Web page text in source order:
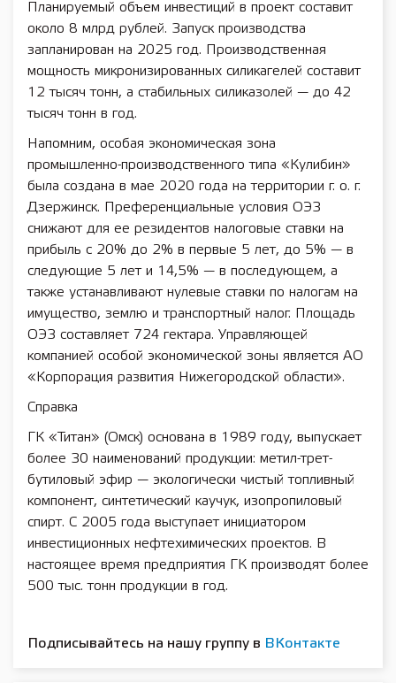
Планируемый объем инвестиций в проект составит
около 8 млрд рублей. Запуск производства
запланирован на 2025 год. Производственная
мощность микронизированных силикагелей составит
12 тысяч тонн, а стабильных силиказолей — до 42
тысяч тонн в год.
Напомним, особая экономическая зона
промышленно-производственного типа «Кулибин»
была создана в мае 2020 года на территории г. о. г.
Дзержинск. Преференциальные условия ОЭЗ
снижают для ее резидентов налоговые ставки на
прибыль с 20% до 2% в первые 5 лет, до 5% — в
следующие 5 лет и 14,5% — в последующем, а
также устанавливают нулевые ставки по налогам на
имущество, землю и транспортный налог. Площадь
ОЭЗ составляет 724 гектара. Управляющей
компанией особой экономической зоны является АО
«Корпорация развития Нижегородской области».
Справка
ГК «Титан» (Омск) основана в 1989 году, выпускает
более 30 наименований продукции: метил-трет-
бутиловый эфир — экологически чистый топливный
компонент, синтетический каучук, изопропиловый
спирт. С 2005 года выступает инициатором
инвестиционных нефтехимических проектов. В
настоящее время предприятия ГК производят более
500 тыс. тонн продукции в год.
Подписывайтесь на нашу группу в ВКонтакте